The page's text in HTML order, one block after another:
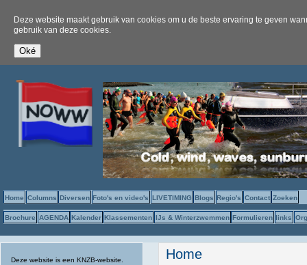
Deze website maakt gebruik van cookies om u de beste ervaring te geven
gebruik van deze cookies.
Home Columns Diversen Foto's en video's LIVETIMING Blogs Regio's Contact Zoeken
Brochure AGENDA Kalender Klassementen IJs & Winterzwemmen Formulieren links
Deze website is een KNZB-website.
U bent hier
Home